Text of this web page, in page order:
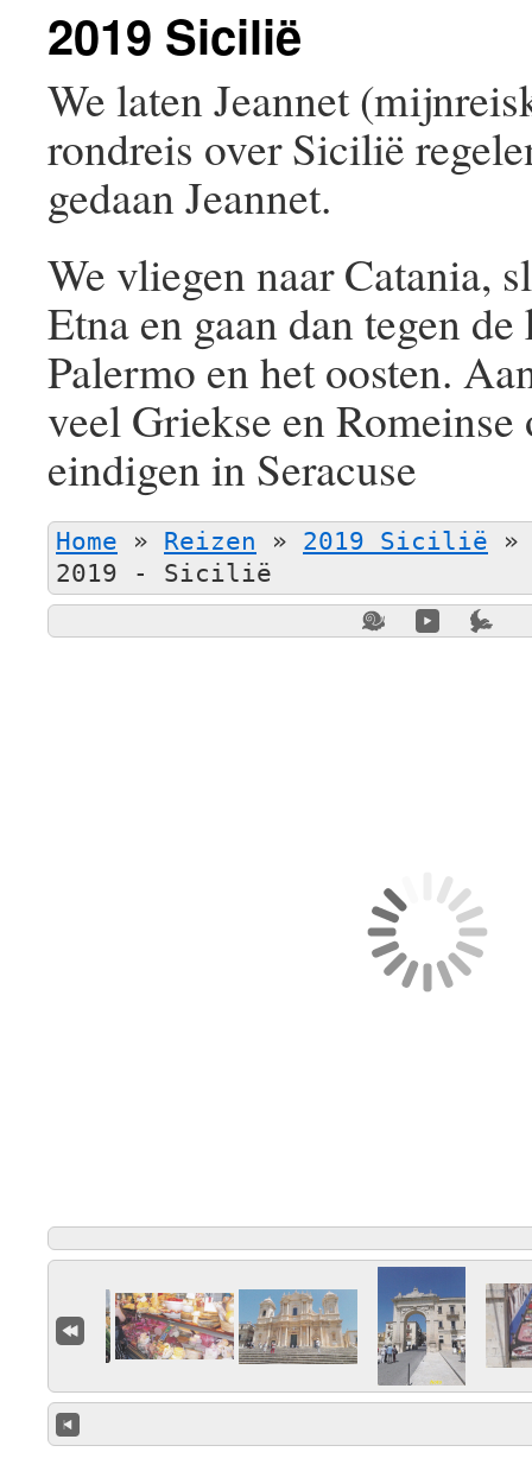
2019 Sicilië
We laten Jeannet
rondreis over Sicilië
gedaan Jeannet.
We vliegen naar Catania,
Etna en gaan dan tegen
Palermo en het oosten.
veel Griekse en Romeinse
eindigen in Seracuse
Home » Reizen » 2019 Sicilië
2019 - Sicilië